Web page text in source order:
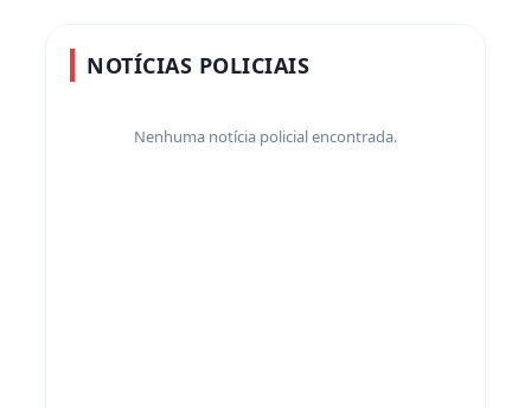
NOTÍCIAS POLICIAIS
Nenhuma notícia policial encontrada.